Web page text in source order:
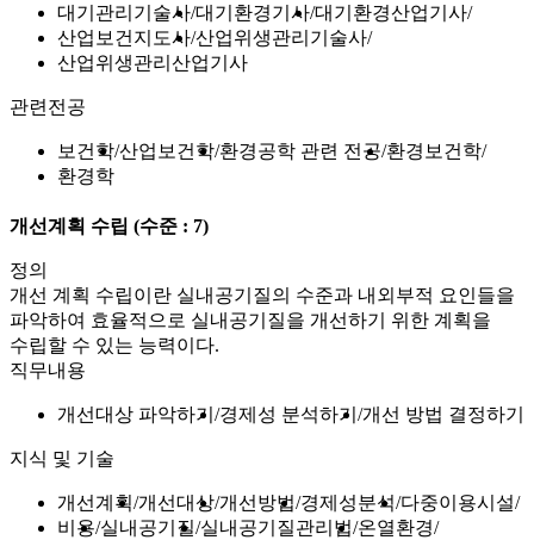
대기관리기술사 대기환경기사 대기환경산업기사
산업보건지도사 산업위생관리기술사
산업위생관리산업기사
관련전공
보건학 산업보건학 환경공학 관련 전공 환경보건학
환경학
개선계획 수립 (수준 : 7)
정의
개선 계획 수립이란 실내공기질의 수준과 내외부적 요인들을
파악하여 효율적으로 실내공기질을 개선하기 위한 계획을
수립할 수 있는 능력이다.
직무내용
개선대상 파악하기 경제성 분석하기 개선 방법 결정하기
지식 및 기술
개선계획 개선대상 개선방법 경제성분석 다중이용시설
비용 실내공기질 실내공기질관리법 온열환경